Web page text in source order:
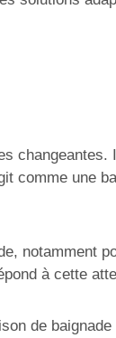
changeantes.
comme une
notamment
à cette
de